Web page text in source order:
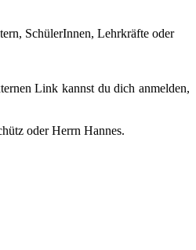
SchülerInnen, Lehrkräfte oder
Link kannst du dich anmelden,
oder Herrn Hannes.